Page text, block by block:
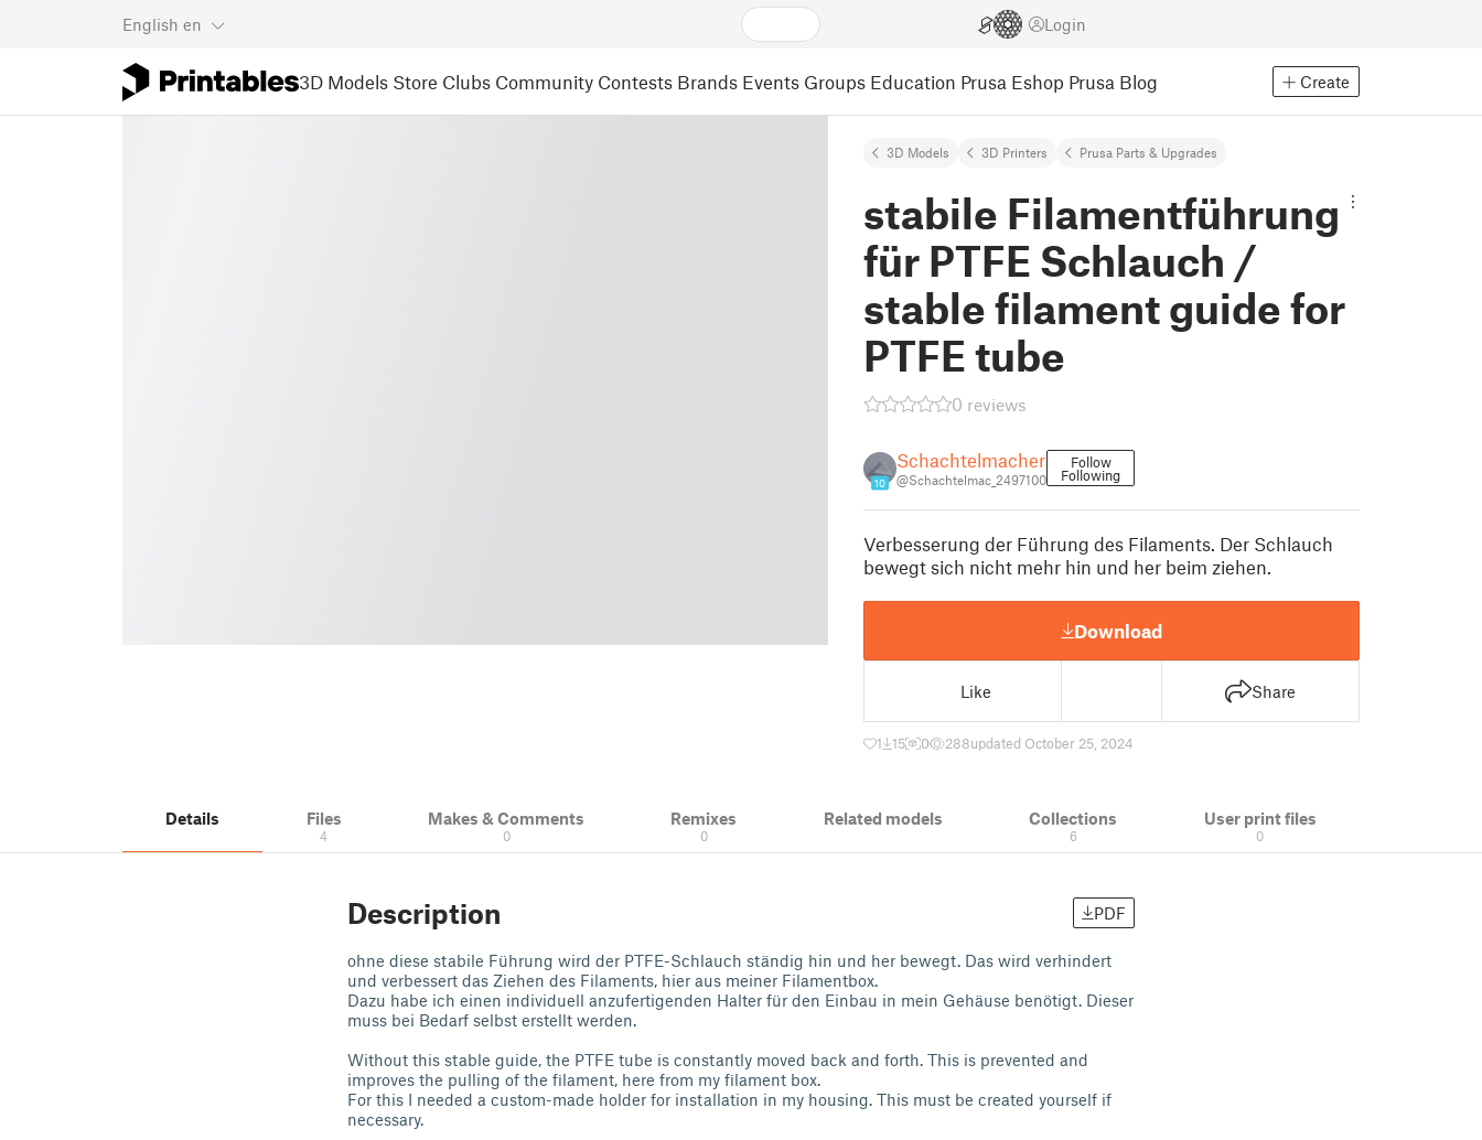
English en Login
3D Models Store Clubs Community Contests Brands Events Groups Education Prusa Eshop Prusa Blog Create
3D Models 3D Printers Prusa Parts & Upgrades
stabile Filamentführung
für PTFE Schlauch /
stable filament guide for
PTFE tube
0 reviews
10
Schachtelmacher
@Schachtelmac_2497100
Follow
Following
Verbesserung der Führung des Filaments. Der Schlauch
bewegt sich nicht mehr hin und her beim ziehen.
Download
Like Share
1 15 0 288updated October 25, 2024
Details Files
4
Makes & Comments
0
Remixes
0
Related models Collections
6
User print files
0
Description PDF
ohne diese stabile Führung wird der PTFE-Schlauch ständig hin und her bewegt. Das wird verhindert
und verbessert das Ziehen des Filaments, hier aus meiner Filamentbox.
Dazu habe ich einen individuell anzufertigenden Halter für den Einbau in mein Gehäuse benötigt. Dieser
muss bei Bedarf selbst erstellt werden.
Without this stable guide, the PTFE tube is constantly moved back and forth. This is prevented and
improves the pulling of the filament, here from my filament box.
For this I needed a custom-made holder for installation in my housing. This must be created yourself if
necessary.